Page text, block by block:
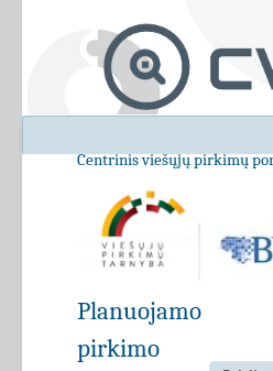
Centrinis viešųjų pirkimų
Planuojamo
pirkimo